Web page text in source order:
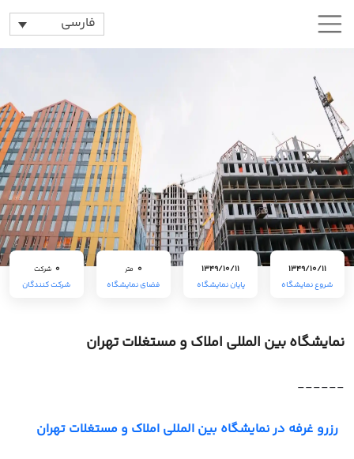
فارسی
1349/10/11
شروع نمایشگاه
1349/10/11
پایان نمایشگاه
0 متر
فضای نمایشگاه
0 شرکت
شرکت کنندگان
نمایشگاه بین المللی املاک و مستغلات تهران
------
رزرو غرفه در نمایشگاه بین المللی املاک و مستغلات تهران